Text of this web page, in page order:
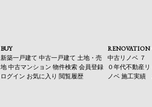
BUY
新築一戸建て 中古一戸建て 土地・売
地 中古マンション 物件検索 会員登録
ログイン お気に入り 閲覧履歴
RENOVATION
中古リノベ ７
０年代不動産リ
ノベ 施工実績